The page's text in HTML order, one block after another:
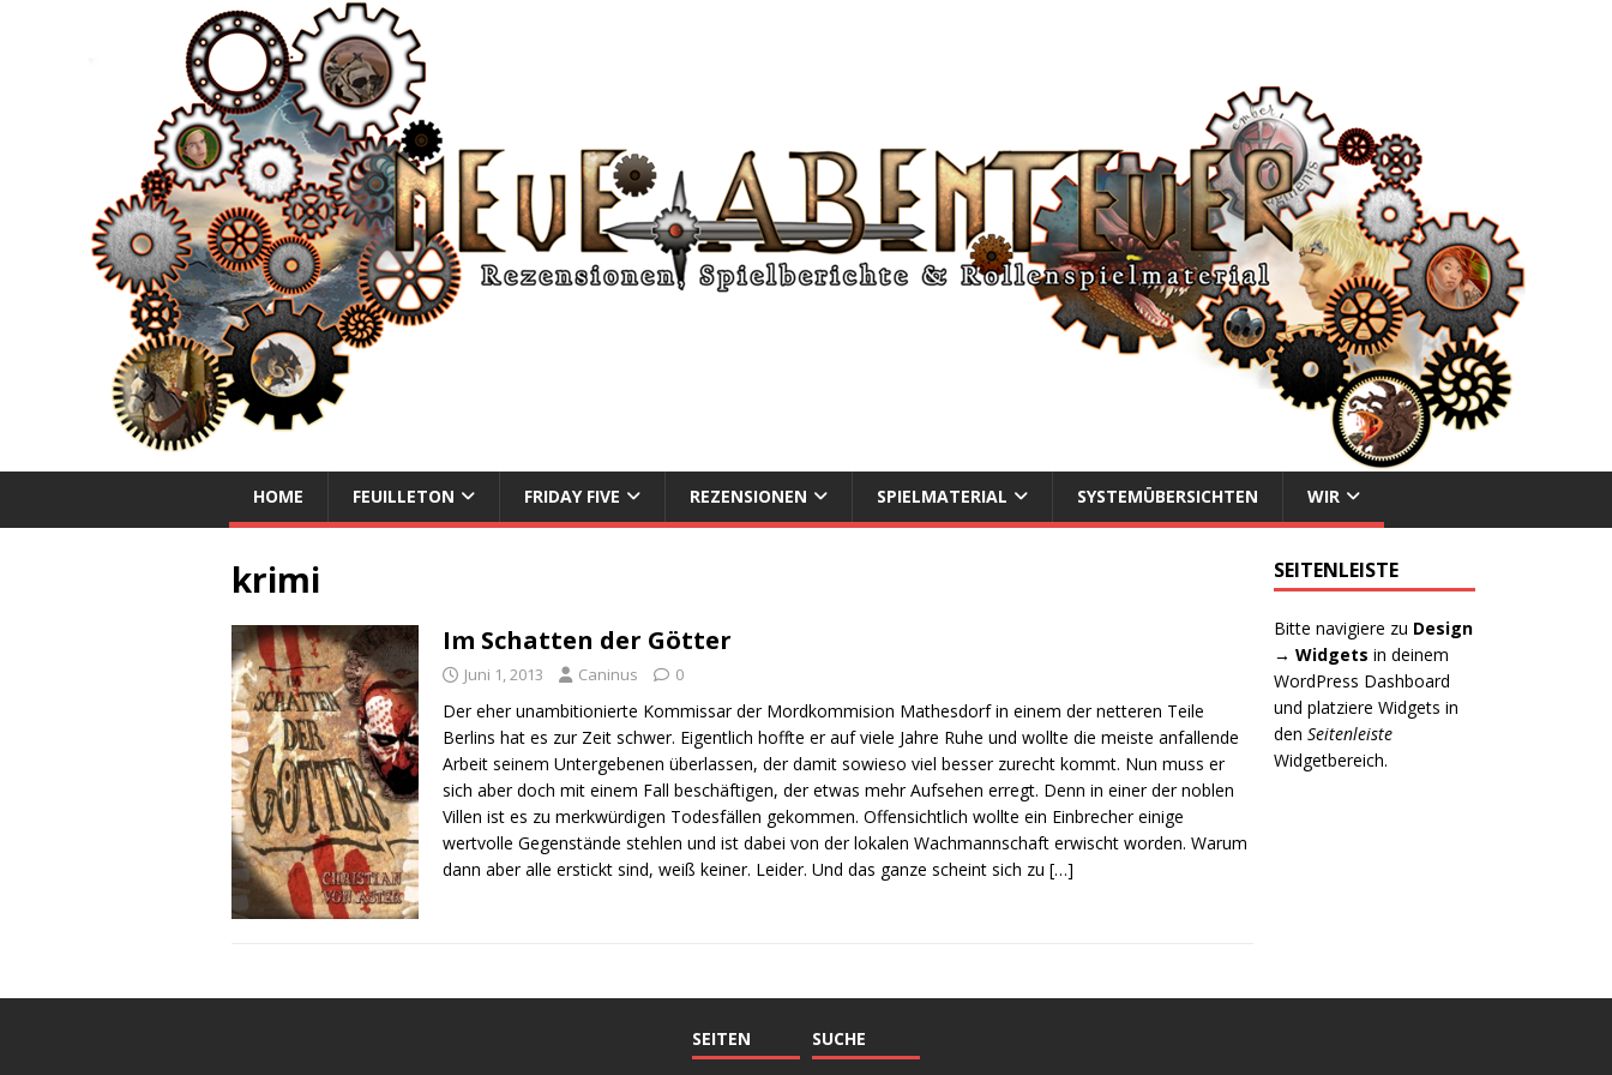
NEUE ABENTEUER
HOME FEUILLETON FRIDAY FIVE REZENSIONEN SPIELMATERIAL SYSTEMÜBERSICHTEN WIR
krimi
Im Schatten der Götter
Juni 1, 2013 Caninus 0
Der eher unambitionierte Kommissar der Mordkommision Mathesdorf in einem der netteren Teile
Berlins hat es zur Zeit schwer. Eigentlich hoffte er auf viele Jahre Ruhe und wollte die meiste anfallende
Arbeit seinem Untergebenen überlassen, der damit sowieso viel besser zurecht kommt. Nun muss er
sich aber doch mit einem Fall beschäftigen, der etwas mehr Aufsehen erregt. Denn in einer der noblen
Villen ist es zu merkwürdigen Todesfällen gekommen. Offensichtlich wollte ein Einbrecher einige
wertvolle Gegenstände stehlen und ist dabei von der lokalen Wachmannschaft erwischt worden. Warum
dann aber alle erstickt sind, weiß keiner. Leider. Und das ganze scheint sich zu[…]
SEITENLEISTE
Bitte navigiere zu Design
→ Widgets in deinem
WordPress Dashboard
und platziere Widgets in
denSeitenleiste
Widgetbereich.
SEITEN SUCHE